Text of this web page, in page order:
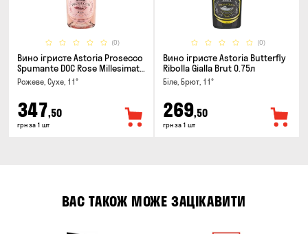
(0)
Вино ігристе Astoria Prosecco
Spumante DOC Rose Millesimato
0.75л
Рожеве, Сухе, 11°
347,50
грн за 1 шт
(0)
Вино ігристе Astoria Butterfly
Ribolla Gialla Brut 0.75л
Біле, Брют, 11°
269,50
грн за 1 шт
ВАС ТАКОЖ МОЖЕ ЗАЦІКАВИТИ